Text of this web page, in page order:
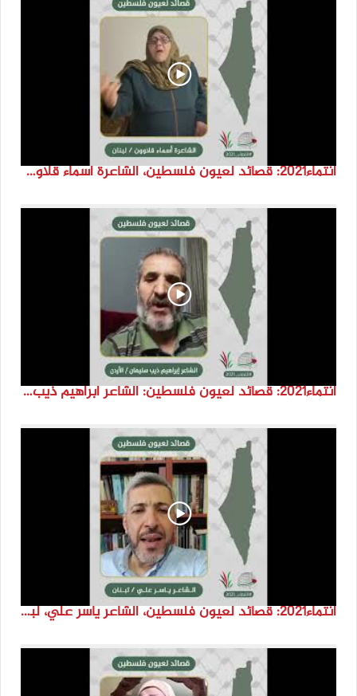
انتماء2021: قصائد لعيون فلسطين، الشاعرة أسماء قلاوون، لبنان
انتماء2021: قصائد لعيون فلسطين: الشاعر ابراهيم ذيب سليمان، الاردن
انتماء2021: قصائد لعيون فلسطين، الشاعر ياسر علي، لبنان